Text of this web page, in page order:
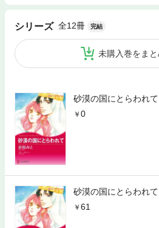
シリーズ 全12冊 完結
未購入巻をまと
砂漠の国にとらわれ
0
砂漠の国にとらわれ
61